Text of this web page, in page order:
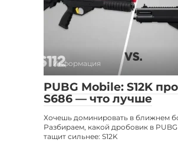
Информация
PUBG Mobile: S12K
S686 — что лучше
Хочешь доминировать в ближнем
Разбираем, какой дробовик в
тащит сильнее: S12K